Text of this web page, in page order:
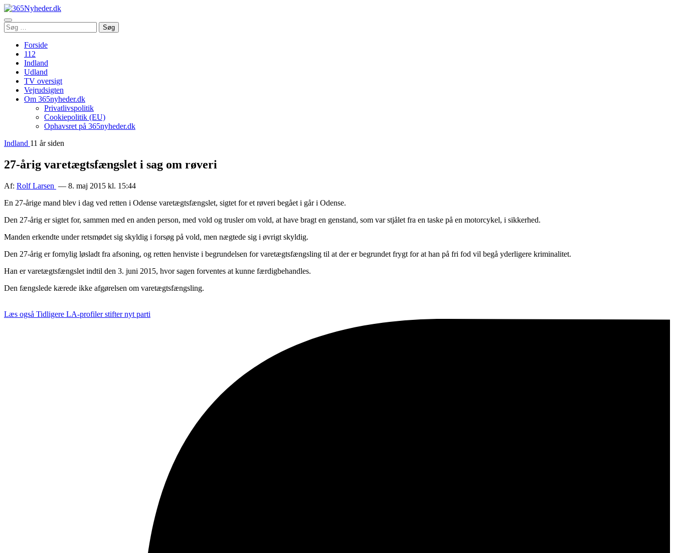
Åbn
menu
Søg
efter:
Søg
Forside
112
Indland
Udland
TV oversigt
Vejrudsigten
Om 365nyheder.dk
Privatlivspolitik
Cookiepolitik (EU)
Ophavsret på 365nyheder.dk
Indland 11 år siden
27-årig varetægtsfængslet i sag om røveri
Af: Rolf Larsen — 8. maj 2015 kl. 15:44
En 27-årige mand blev i dag ved retten i Odense varetægtsfængslet, sigtet for et røveri begået i går i Odense.
Den 27-årig er sigtet for, sammen med en anden person, med vold og trusler om vold, at have bragt en genstand, som var stjålet fra en taske på en motorcykel, i sikkerhed.
Manden erkendte under retsmødet sig skyldig i forsøg på vold, men nægtede sig i øvrigt skyldig.
Den 27-årig er fornylig løsladt fra afsoning, og retten henviste i begrundelsen for varetægtsfængsling til at der er begrundet frygt for at han på fri fod vil begå yderligere kriminalitet.
Han er varetægtsfængslet indtil den 3. juni 2015, hvor sagen forventes at kunne færdigbehandles.
Den fængslede kærede ikke afgørelsen om varetægtsfængsling.
Læs også Tidligere LA-profiler stifter nyt parti